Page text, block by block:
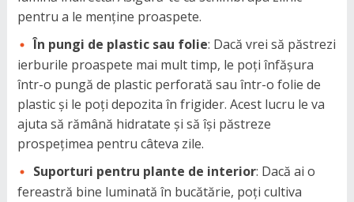
pentru a le menține proaspete.
În pungi de plastic sau folie: Dacă vrei să păstrezi
ierburile proaspete mai mult timp, le poți înfășura
într-o pungă de plastic perforată sau într-o folie de
plastic și le poți depozita în frigider. Acest lucru le va
ajuta să rămână hidratate și să își păstreze
prospețimea pentru câteva zile.
Suporturi pentru plante de interior: Dacă ai o
fereastră bine luminată în bucătărie, poți cultiva